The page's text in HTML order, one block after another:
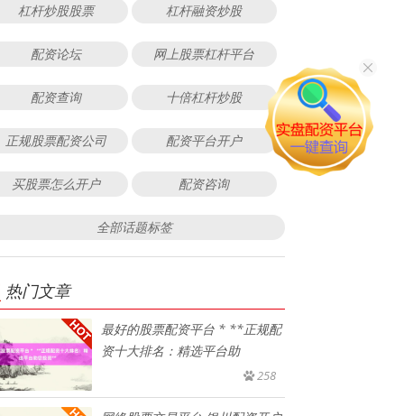
杠杆炒股股票 杠杆融资炒股
配资论坛 网上股票杠杆平台
配资查询 十倍杠杆炒股
正规股票配资公司 配资平台开户
买股票怎么开户 配资咨询
全部话题标签
热门文章
最好的股票配资平台 * **正规配
资十大排名：精选平台助
258